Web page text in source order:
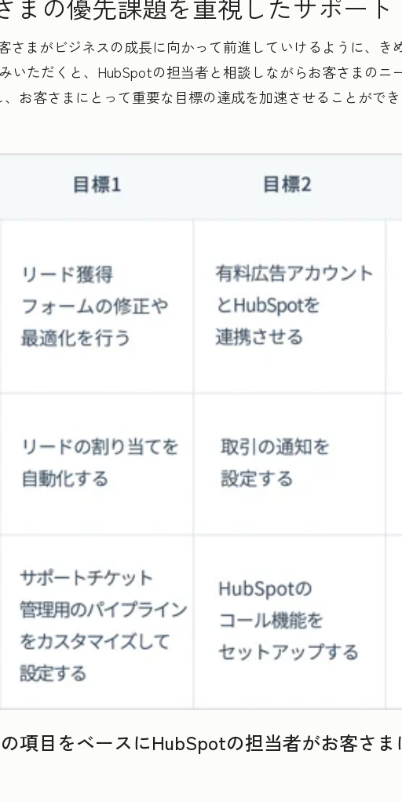
さまがビジネスの成長に向かって前進していけるように、き
いただくと、HubSpotの担当者と相談しながらお客さまのニ
お客さまにとって重要な目標の達成を加速させることができ
項目をベースにHubSpotの担当者がお客さ